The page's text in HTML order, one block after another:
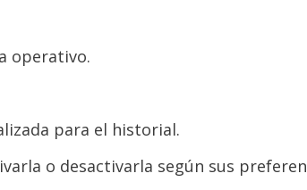
operativo.
para el historial.
o desactivarla según sus